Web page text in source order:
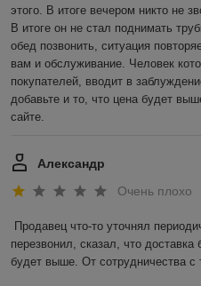
этого. В итоге вечером никто не
В итоге он не стал поднимать
обед позвонить, ситуация
вам и обслуживание. Человек
покупателей, вводит в
добавьте и то, что цена будет
сайте.
Александр
Очень плохо
Продавец что-то уточнял
перезвонил, сказал, что
будет выше. От сотрудничества с